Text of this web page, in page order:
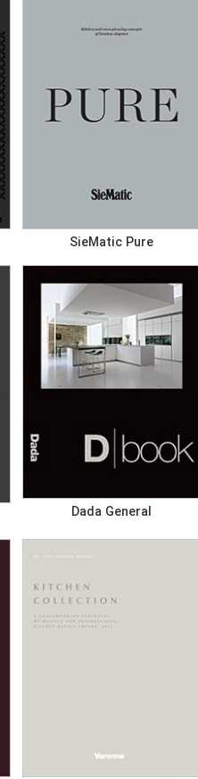
SieMatic Pure
Dada General